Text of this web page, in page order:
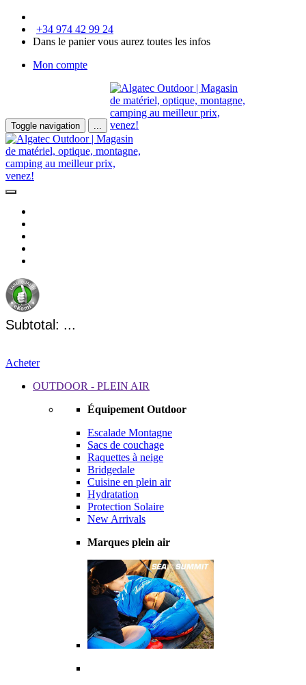
+34 974 42 99 24
Dans le panier vous aurez toutes les infos
Mon compte
Toggle navigation ...
Subtotal: ...
Acheter
OUTDOOR - PLEIN AIR
Équipement Outdoor
Escalade Montagne
Sacs de couchage
Raquettes à neige
Bridgedale
Cuisine en plein air
Hydratation
Protection Solaire
New Arrivals
Marques plein air